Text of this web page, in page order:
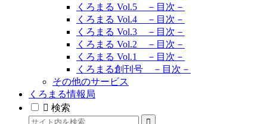
くろまる Vol.5 －目次－
くろまる Vol.4 －目次－
くろまる Vol.3 －目次－
くろまる Vol.2 －目次－
くろまる Vol.1 －目次－
くろまる創刊号 －目次－
その他のサービス
くろまる情報局
検索